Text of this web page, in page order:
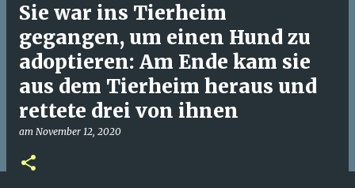
Sie war ins Tierheim
gegangen, um einen Hund zu
adoptieren: Am Ende kam sie
aus dem Tierheim heraus und
rettete drei von ihnen
am November 12, 2020